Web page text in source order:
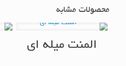
محصولات مشابه
المنت میله ای